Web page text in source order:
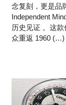
念复刻，更是品
Independent
历史见证 。这
众重返 1960 (…)